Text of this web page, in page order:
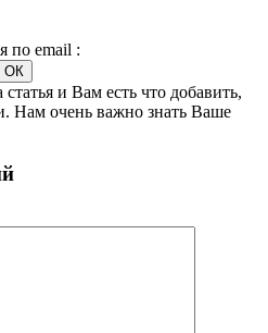
по email :
и Вам есть что добавить,
Нам очень важно знать Ваше